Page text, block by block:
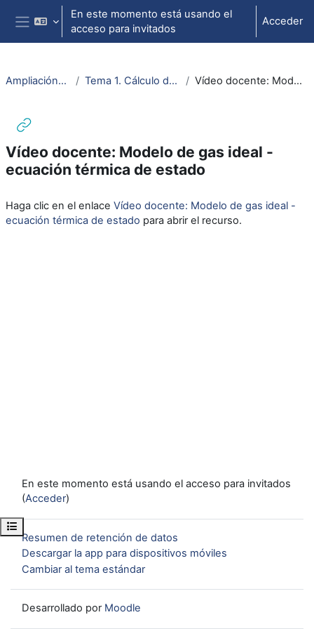
Salta al contenido principal
Panel lateral
En este momento está usando el
acceso para invitados
Acceder
Abrir índice del curso
AmpliaciónMatAudEstTermodIngTer Tema 1. Cálculo de propiedades de las sustancias puras Vídeo docente: Modelo de gas ideal - ecuación térmica de estado
Vídeo docente: Modelo de gas ideal -
ecuación térmica de estado
Haga clic en el enlace Vídeo docente: Modelo de gas ideal -
ecuación térmica de estado para abrir el recurso.
En este momento está usando el acceso para invitados
(Acceder)
Resumen de retención de datos
Descargar la app para dispositivos móviles
Cambiar al tema estándar
Desarrollado por Moodle